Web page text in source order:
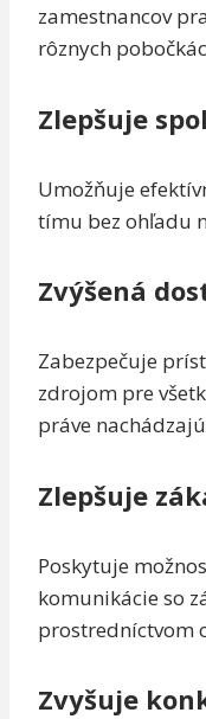
zamestnancov
rôznych
Zlepšuje
Umožňuje
tímu bez ohľadu
Zvýšená
Zabezpečuje
zdrojom pre
práve nachádzajú
Zlepšuje
Poskytuje
komunikácie so
prostredníctvom
Zvyšuje